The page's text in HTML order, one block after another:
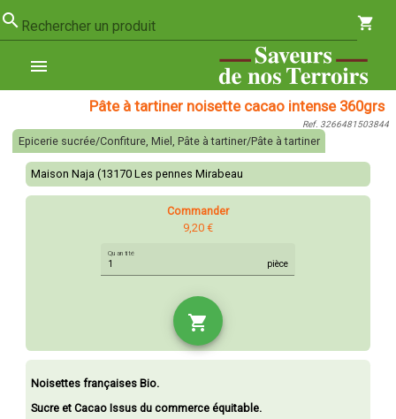
search Rechercher un produit shopping_cart
menu
Pâte à tartiner noisette cacao intense 360grs
Ref. 3266481503844
Epicerie sucrée/Confiture, Miel, Pâte à tartiner/Pâte à tartiner
Maison Naja (13170 Les pennes Mirabeau
Commander
9,20 €
Quantité
pièce
shopping_cart
Noisettes françaises Bio.
Sucre et Cacao Issus du commerce équitable.